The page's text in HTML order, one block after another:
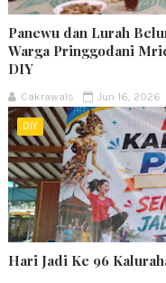
Panewu dan Lurah
Warga Pringgodani
DIY
Cakrawals Jun 16, 2026
DIY
Hari Jadi Ke 96